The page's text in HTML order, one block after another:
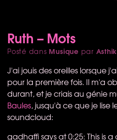
Ruth – Mots
Posté dans Musique par Asthik
J'ai jouis des oreilles lorsque
pour la première fois. Il m'a
durant, et je criais au génie
Baules, jusqu'à ce que je lise
soundcloud:
gadhaffi says at 0:25: This is